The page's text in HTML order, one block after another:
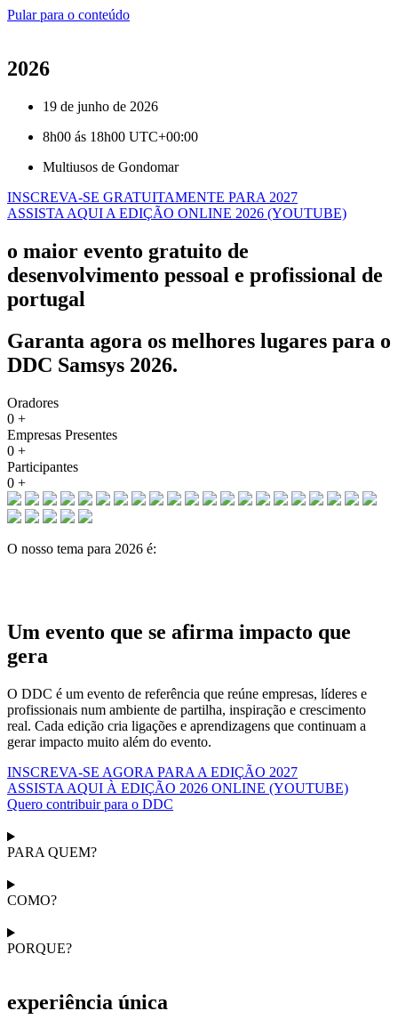
Pular para o conteúdo
2026
19 de junho de 2026
8h00 ás 18h00 UTC+00:00
Multiusos de Gondomar
INSCREVA-SE GRATUITAMENTE PARA 2027
ASSISTA AQUI A EDIÇÃO ONLINE 2026 (YOUTUBE)
o maior evento gratuito de
desenvolvimento pessoal e profissional de
portugal
Garanta agora os melhores lugares para o
DDC Samsys 2026.
Oradores
0 +
Empresas Presentes
0 +
Participantes
0 +
O nosso tema para 2026 é:
Um evento que se afirma impacto que
gera
O DDC é um evento de referência que reúne empresas, líderes e
profissionais num ambiente de partilha, inspiração e crescimento
real. Cada edição cria ligações e aprendizagens que continuam a
gerar impacto muito além do evento.
INSCREVA-SE AGORA PARA A EDIÇÃO 2027
ASSISTA AQUI À EDIÇÃO 2026 ONLINE (YOUTUBE)
Quero contribuir para o DDC
PARA QUEM?
COMO?
PORQUE?
experiência única